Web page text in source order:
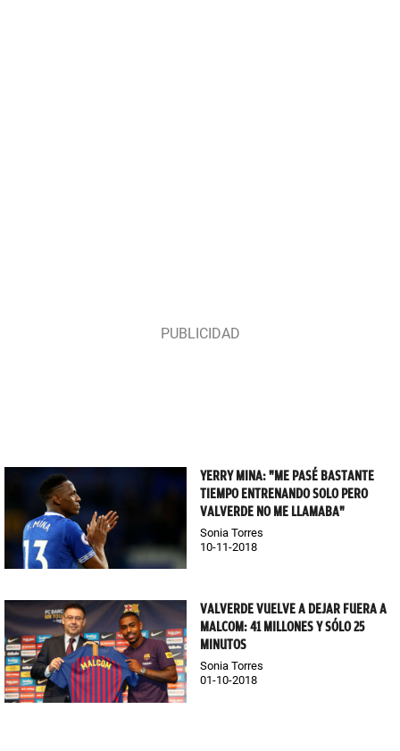
YERRY MINA: "ME PASÉ BASTANTE
TIEMPO ENTRENANDO SOLO PERO
VALVERDE NO ME LLAMABA"
Sonia Torres
10-11-2018
VALVERDE VUELVE A DEJAR FUERA A
MALCOM: 41 MILLONES Y SÓLO 25
MINUTOS
Sonia Torres
01-10-2018